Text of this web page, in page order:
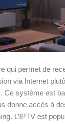
qui permet de
via Internet
Ce système est
donne accès à
L’IPTV est